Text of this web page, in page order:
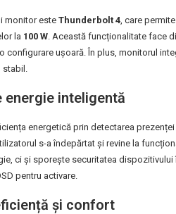
monitor este Thunderbolt 4 , care
la 100 W . Această funcționalitate face
ușoară. În plus, monitorul
energie inteligentă
energetică prin detectarea
s-a îndepărtat și revine la
ci și sporește securitatea
pentru activare.
și confort